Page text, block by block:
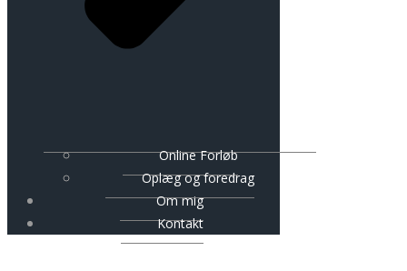
Online Forløb
Oplæg og foredrag
Om mig
Kontakt